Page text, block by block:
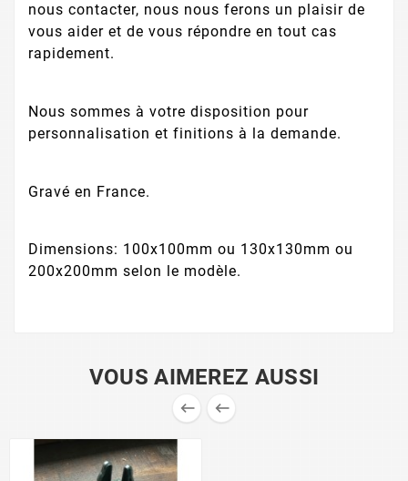
nous contacter, nous nous ferons un plaisir de
vous aider et de vous répondre en tout cas
rapidement.
Nous sommes à votre disposition pour
personnalisation et finitions à la demande.
Gravé en France.
Dimensions: 100x100mm ou 130x130mm ou
200x200mm selon le modèle.
VOUS AIMEREZ AUSSI
 